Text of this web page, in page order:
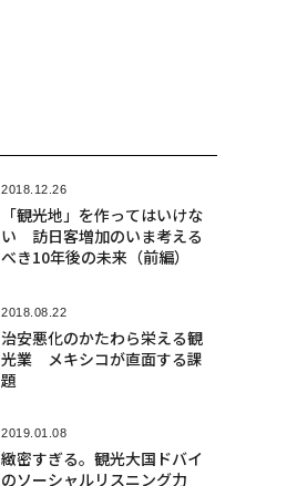
2018.12.26
「観光地」を作ってはいけな
い 訪日客増加のいま考える
べき10年後の未来（前編）
2018.08.22
治安悪化のかたわら栄える観
光業 メキシコが直面する課
題
2019.01.08
緻密すぎる。観光大国ドバイ
のソーシャルリスニング力